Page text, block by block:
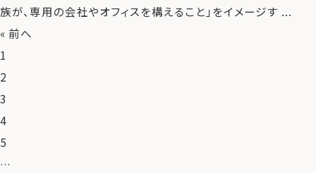
族が、専用の会社やオフィスを構えること」をイメージす ...
« 前へ
1
2
3
4
5
…